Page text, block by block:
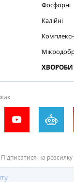
Фосфорні
Калійні
ХВОРОБИ
Підписатися на розсилку